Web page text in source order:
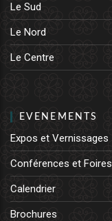
Le Sud
Le Nord
Le Centre
EVENEMENTS
Expos et Vernissages
Conférences et Foires
Calendrier
Brochures